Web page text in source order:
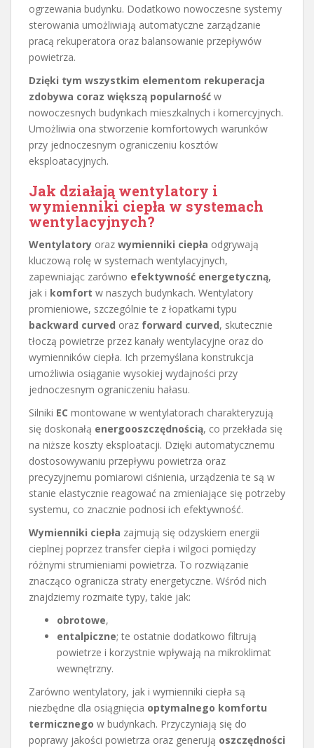
ogrzewania budynku. Dodatkowo nowoczesne systemy
sterowania umożliwiają automatyczne zarządzanie
pracą rekuperatora oraz balansowanie przepływów
powietrza.
Dzięki tym wszystkim elementom rekuperacja
zdobywa coraz większą popularność w
nowoczesnych budynkach mieszkalnych i komercyjnych.
Umożliwia ona stworzenie komfortowych warunków
przy jednoczesnym ograniczeniu kosztów
eksploatacyjnych.
Jak działają wentylatory i
wymienniki ciepła w systemach
wentylacyjnych?
Wentylatory oraz wymienniki ciepła odgrywają
kluczową rolę w systemach wentylacyjnych,
zapewniając zarówno efektywność energetyczną,
jak i komfort w naszych budynkach. Wentylatory
promieniowe, szczególnie te z łopatkami typu
backward curved oraz forward curved, skutecznie
tłoczą powietrze przez kanały wentylacyjne oraz do
wymienników ciepła. Ich przemyślana konstrukcja
umożliwia osiąganie wysokiej wydajności przy
jednoczesnym ograniczeniu hałasu.
Silniki EC montowane w wentylatorach charakteryzują
się doskonałą energooszczędnością, co przekłada się
na niższe koszty eksploatacji. Dzięki automatycznemu
dostosowywaniu przepływu powietrza oraz
precyzyjnemu pomiarowi ciśnienia, urządzenia te są w
stanie elastycznie reagować na zmieniające się potrzeby
systemu, co znacznie podnosi ich efektywność.
Wymienniki ciepła zajmują się odzyskiem energii
cieplnej poprzez transfer ciepła i wilgoci pomiędzy
różnymi strumieniami powietrza. To rozwiązanie
znacząco ogranicza straty energetyczne. Wśród nich
znajdziemy rozmaite typy, takie jak:
obrotowe,
entalpiczne; te ostatnie dodatkowo filtrują
powietrze i korzystnie wpływają na mikroklimat
wewnętrzny.
Zarówno wentylatory, jak i wymienniki ciepła są
niezbędne dla osiągnięcia optymalnego komfortu
termicznego w budynkach. Przyczyniają się do
poprawy jakości powietrza oraz generują oszczędności